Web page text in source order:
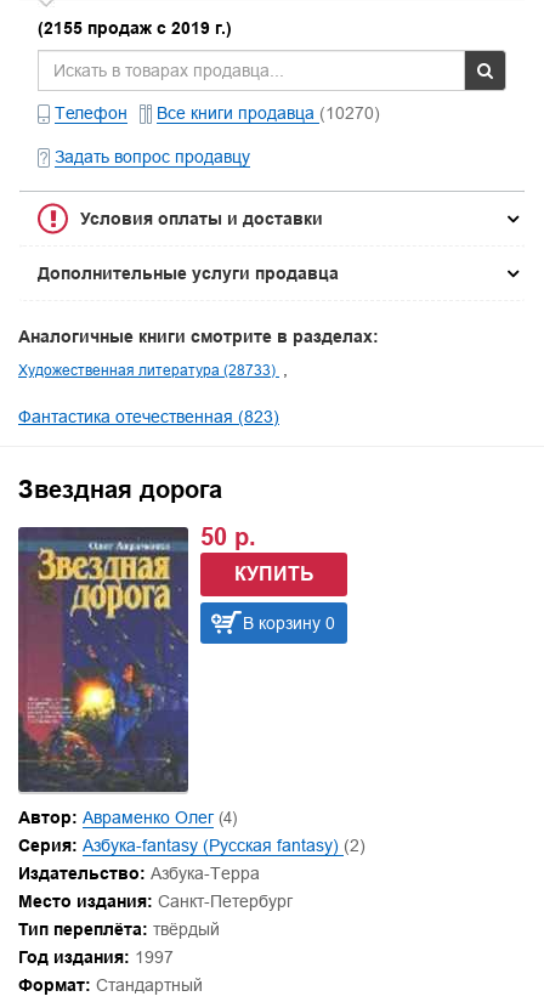
(2155 продаж с 2019 г.)
Телефон Все книги продавца (10270)
Задать вопрос продавцу
Условия оплаты и доставки
Дополнительные услуги продавца
Аналогичные книги смотрите в разделах:
Художественная литература (28733)
Фантастика отечественная (823)
Звездная дорога
50 р.
КУПИТЬ
В корзину 0
Автор: Авраменко Олег (4)
Серия: Азбука-fantasy (Русская fantasy) (2)
Издательство: Азбука-Терра
Место издания: Санкт-Петербург
Тип переплёта: твёрдый
Год издания: 1997
Формат: Стандартный